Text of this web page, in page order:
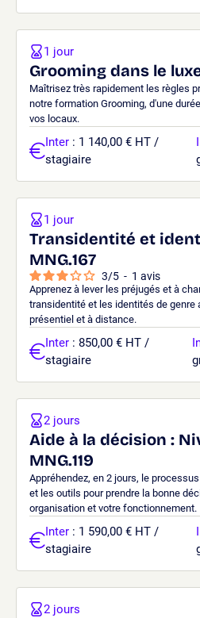
Grooming dans le luxe
Maîtrisez très rapidement les règles
notre formation Grooming, d'une
vos locaux.
1 jour
Inter : 1 140,00 € HT /
stagiaire
Transidentité et
MNG.167
3/5 - 1 avis
Apprenez à lever les préjugés et à
transidentité et les identités de genre
présentiel et à distance.
1 jour
Inter : 850,00 € HT /
stagiaire
Aide à la décision :
MNG.119
Appréhendez, en 2 jours, le
et les outils pour prendre la bonne
organisation et votre fonctionnement.
2 jours
Inter : 1 590,00 € HT /
stagiaire
2 jours